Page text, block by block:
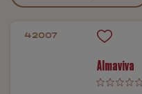
42007
Almaviva